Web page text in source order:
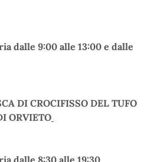
dalle 9:00 alle 13:00 e dalle
DI CROCIFISSO DEL TUFO
ORVIETO